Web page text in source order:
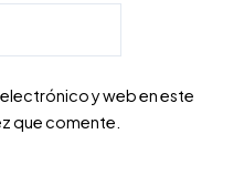
y web en este
que comente.